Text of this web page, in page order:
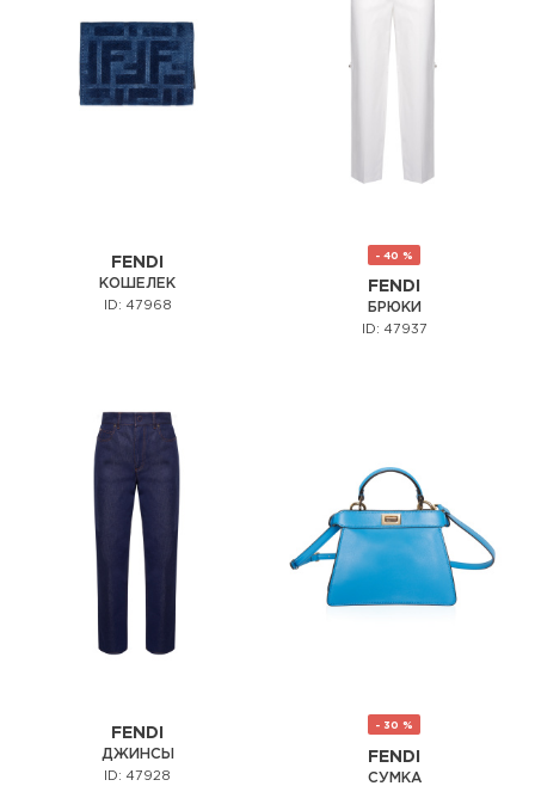
FENDI
КОШЕЛЕК
ID: 47968
- 40 %
FENDI
БРЮКИ
ID: 47937
FENDI
ДЖИНСЫ
ID: 47928
- 30 %
FENDI
СУМКА